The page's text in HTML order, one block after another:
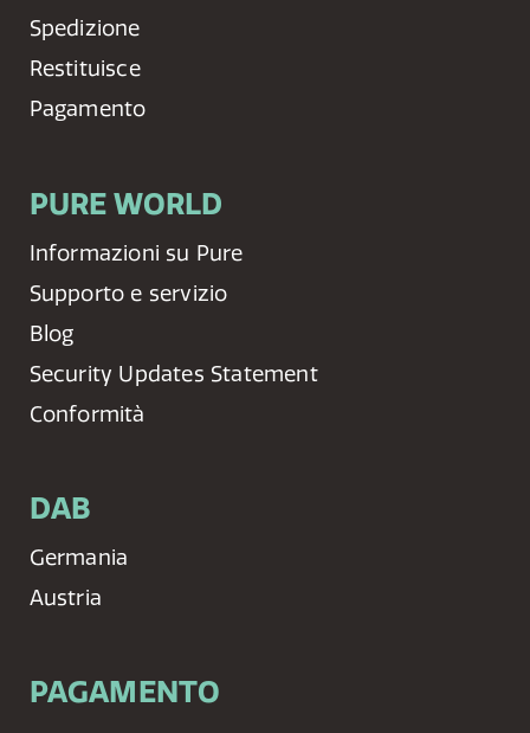
Spedizione
Restituisce
Pagamento
PURE WORLD
Informazioni su Pure
Supporto e servizio
Blog
Security Updates Statement
Conformità
DAB
Germania
Austria
PAGAMENTO